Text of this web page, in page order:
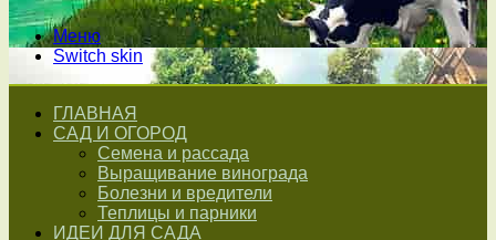
Меню
Switch skin
ГЛАВНАЯ
САД И ОГОРОД
Семена и рассада
Выращивание винограда
Болезни и вредители
Теплицы и парники
ИДЕИ ДЛЯ САДА